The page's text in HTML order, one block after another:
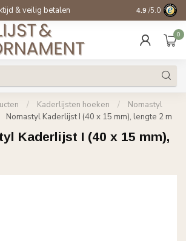
& veilig betalen Specialist in
4.9 /5.0
0
/ Kaderlijsten hoeken /
Nomastyl
Nomastyl Kaderlijst I (40 x 15 mm), lengte 2 m
Kaderlijst I (40 x 15 mm),